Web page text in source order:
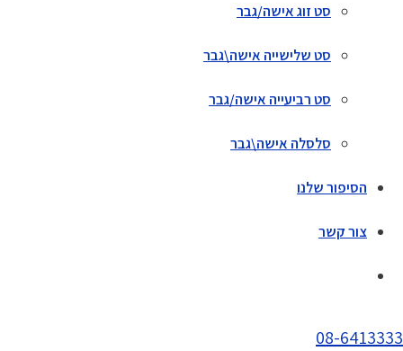
סט זוג אישה/גבר
סט שלישייה אישה\גבר
סט רביעייה אישה/גבר
סלסלה אישה\גבר
הסיפור שלנו
צור קשר
08-6413333